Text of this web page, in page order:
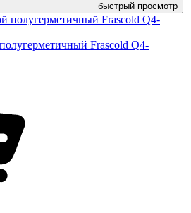
быстрый просмотр
Frascold Q4-